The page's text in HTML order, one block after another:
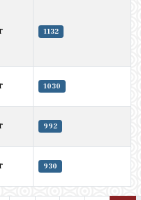
1132
1030
992
930